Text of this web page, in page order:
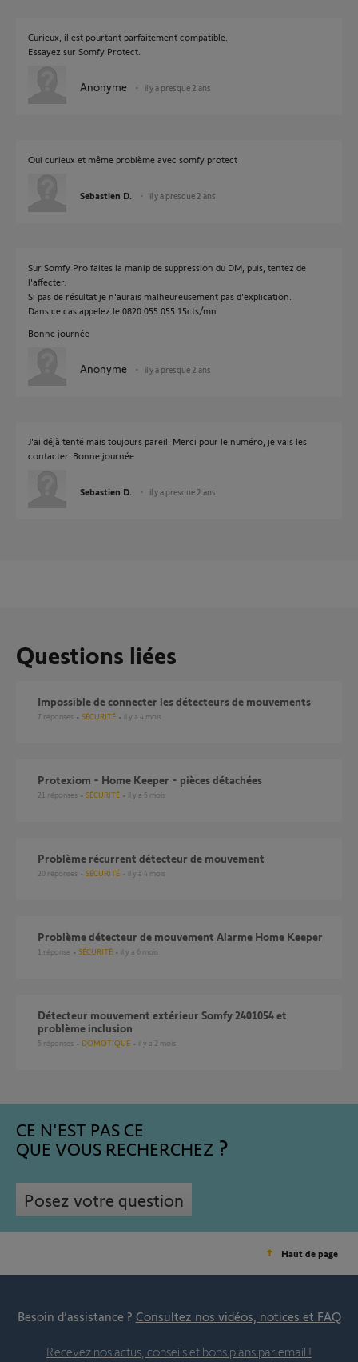
Curieux, il est pourtant parfaitement compatible.
Essayez sur Somfy Protect.
Anonyme il y a presque 2 ans
Oui curieux et même problème avec somfy protect
Sebastien D. il y a presque 2 ans
Sur Somfy Pro faites la manip de suppression du DM, puis, tentez de
l'affecter.
Si pas de résultat je n'aurais malheureusement pas d'explication.
Dans ce cas appelez le 0820.055.055 15cts/mn
Bonne journée
Anonyme il y a presque 2 ans
J'ai déjà tenté mais toujours pareil. Merci pour le numéro, je vais les
contacter. Bonne journée
Sebastien D. il y a presque 2 ans
Questions liées
Impossible de connecter les détecteurs de mouvements
7 réponses SÉCURITÉ il y a 4 mois
Protexiom - Home Keeper - pièces détachées
21 réponses SÉCURITÉ il y a 5 mois
Problème récurrent détecteur de mouvement
20 réponses SÉCURITÉ il y a 4 mois
Problème détecteur de mouvement Alarme Home Keeper
1 réponse SÉCURITÉ il y a 6 mois
Détecteur mouvement extérieur Somfy 2401054 et
problème inclusion
5 réponses DOMOTIQUE il y a 2 mois
CE N'EST PAS CE
QUE VOUS RECHERCHEZ
Posez votre question
Haut de page
Besoin d’assistance ? Consultez nos vidéos, notices et FAQ
Recevez nos actus, conseils et bons plans par email !